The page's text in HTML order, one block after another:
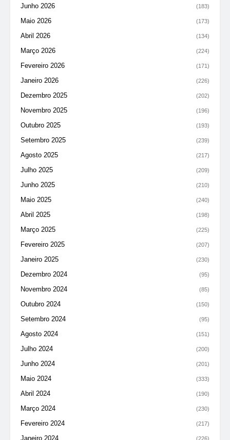
Junho 2026 (183)
Maio 2026 (173)
Abril 2026 (134)
Março 2026 (224)
Fevereiro 2026 (171)
Janeiro 2026 (226)
Dezembro 2025 (202)
Novembro 2025 (196)
Outubro 2025 (193)
Setembro 2025 (239)
Agosto 2025 (217)
Julho 2025 (209)
Junho 2025 (210)
Maio 2025 (240)
Abril 2025 (198)
Março 2025 (225)
Fevereiro 2025 (207)
Janeiro 2025 (230)
Dezembro 2024 (95)
Novembro 2024 (85)
Outubro 2024 (150)
Setembro 2024 (95)
Agosto 2024 (151)
Julho 2024 (200)
Junho 2024 (201)
Maio 2024 (333)
Abril 2024 (190)
Março 2024 (230)
Fevereiro 2024 (217)
Janeiro 2024 (226)